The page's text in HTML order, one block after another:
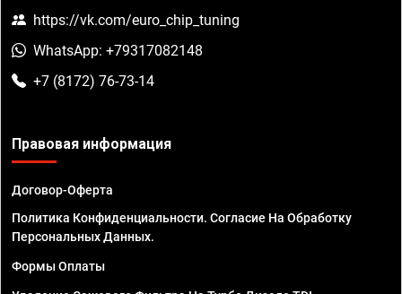
https://vk.com/euro_chip_tuning
WhatsApp: +79317082148
+7 (8172) 76-73-14
Правовая информация
Договор-Оферта
Политика Конфиденциальности. Согласие На Обработку
Персональных Данных.
Формы Оплаты